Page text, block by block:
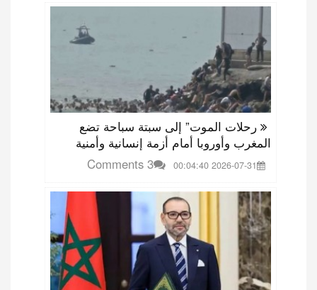
رحلات الموت” إلى سبتة سباحة تضع
المغرب وأوروبا أمام أزمة إنسانية وأمنية
2026-07-31 00:04:40
3 Comments